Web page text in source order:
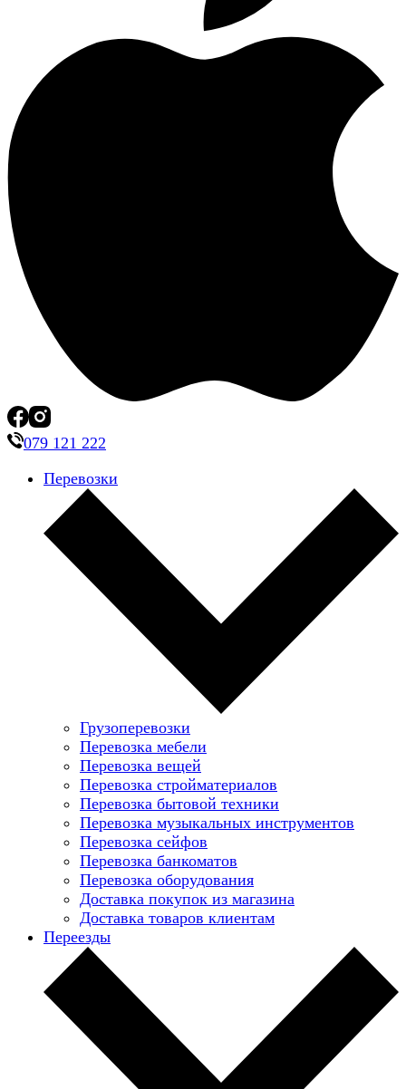
079 121 222
Перевозки
Грузоперевозки
Перевозка мебели
Перевозка вещей
Перевозка стройматериалов
Перевозка бытовой техники
Перевозка музыкальных инструментов
Перевозка сейфов
Перевозка банкоматов
Перевозка оборудования
Доставка покупок из магазина
Доставка товаров клиентам
Переезды